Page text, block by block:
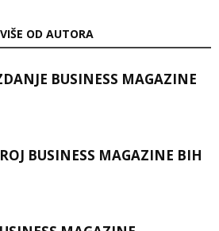
VIŠE OD AUTORA
BUSINESS MAGAZINE
BUSINESS MAGAZINE BIH